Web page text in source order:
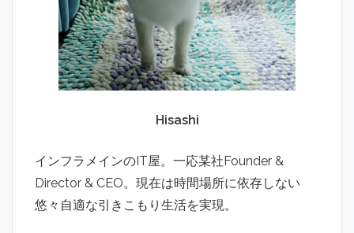
Hisashi
インフラメインのIT屋。一応某社Founder &
Director & CEO。現在は時間場所に依存しない
悠々自適な引きこもり生活を実現。